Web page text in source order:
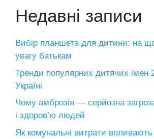
Недавні записи
Вибір планшета для дитини: на
увагу батькам
Тренди популярних дитячих імен
Україні
Чому амброзія — серйозна
і здоров’ю людей
Як комунальні витрати